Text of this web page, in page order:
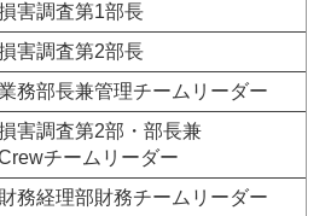
害調査第1部長
害調査第2部長
務部長兼管理チームリーダー
害調査第2部・部長兼
チームリーダー
財務経理部財務チームリーダー